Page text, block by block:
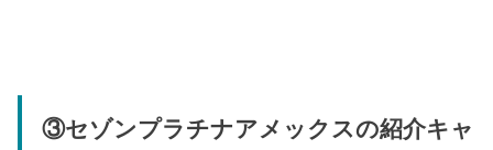
③セゾンプラチナアメックスの紹介キャ